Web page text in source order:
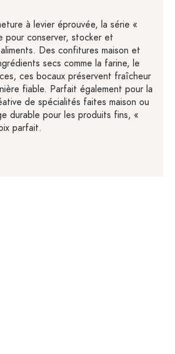
à levier éprouvée, la série «
pour conserver, stocker et
Des confitures maison et
secs comme la farine, le
ces bocaux préservent fraîcheur
fiable. Parfait également pour la
de spécialités faites maison ou
durable pour les produits fins, «
parfait.